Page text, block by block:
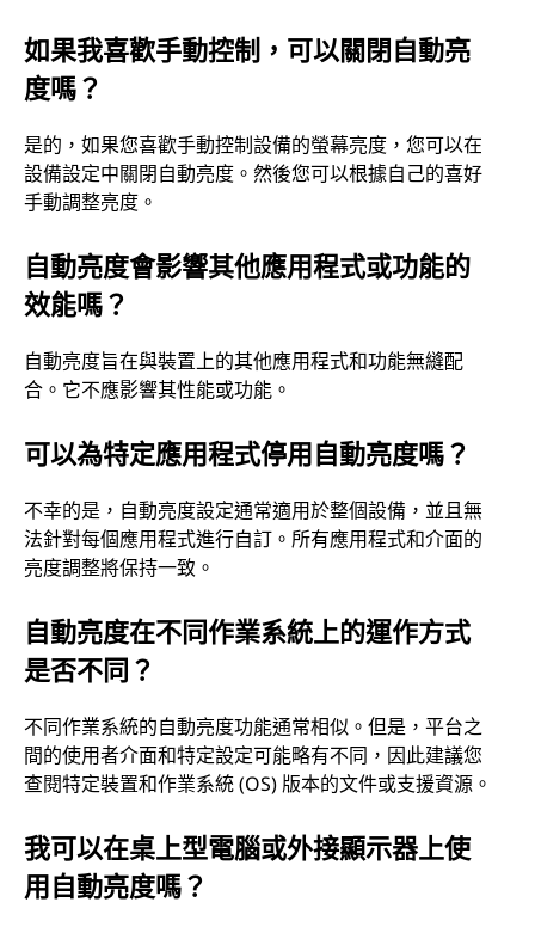
如果我喜歡手動控制，可以關閉自動亮
度嗎？
是的，如果您喜歡手動控制設備的螢幕亮度，您可以在
設備設定中關閉自動亮度。然後您可以根據自己的喜好
手動調整亮度。
自動亮度會影響其他應用程式或功能的
效能嗎？
自動亮度旨在與裝置上的其他應用程式和功能無縫配
合。它不應影響其性能或功能。
可以為特定應用程式停用自動亮度嗎？
不幸的是，自動亮度設定通常適用於整個設備，並且無
法針對每個應用程式進行自訂。所有應用程式和介面的
亮度調整將保持一致。
自動亮度在不同作業系統上的運作方式
是否不同？
不同作業系統的自動亮度功能通常相似。但是，平台之
間的使用者介面和特定設定可能略有不同，因此建議您
查閱特定裝置和作業系統 (OS) 版本的文件或支援資源。
我可以在桌上型電腦或外接顯示器上使
用自動亮度嗎？